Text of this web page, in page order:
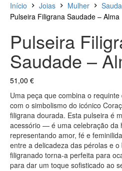
Início Joias Mulher
Pulseira Filigrana Saudade – Alma
Pulseira
Saudade –
51,00 €
Uma peça que combina o
com o simbolismo do icónico
filigrana dourada. Esta pulseira é
acessório — é uma celebração da
representando amor, fé e
entre a delicadeza das pérolas e
filigranado torna-a perfeita para
para dar um toque sofisticado ao